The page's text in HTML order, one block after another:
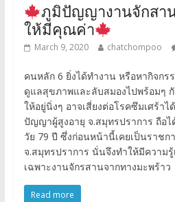
ภูมิปัญญางานจักสา
ให้มีคุณค่า
March 9, 2020 chatchompoo
คนหลัก 6 ยิ่งได้ทำงาน หรือหากิจกร
ดูแลสุขภาพและลับสมองไปพร้อมๆ กั
ให้อยู่นิ่งๆ อาจเสี่ยงต่อโรคซึมเศร้า
ปัญญาผู้สูงอายุ จ.สมุทรปราการ ถือ
วัย 79 ปี ซึ่งก่อนหน้านี้เคยเป็นราช
จ.สมุทรปราการ นั่นจึงทำให้มีความ
เฉพาะงานจักรสานจากทางมะพร้าว
Read more